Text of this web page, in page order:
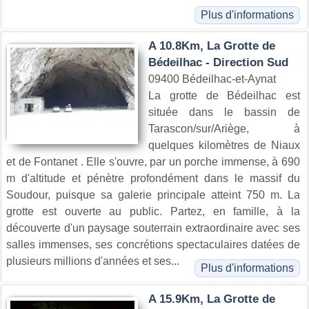
Plus d'informations
A 10.8Km, La Grotte de
Bédeilhac - Direction Sud
09400 Bédeilhac-et-Aynat
La grotte de Bédeilhac est
située dans le bassin de
Tarascon/sur/Ariège, à
quelques kilomètres de Niaux
et de Fontanet . Elle s'ouvre, par un porche immense, à 690
m d'altitude et pénètre profondément dans le massif du
Soudour, puisque sa galerie principale atteint 750 m. La
grotte est ouverte au public. Partez, en famille, à la
découverte d'un paysage souterrain extraordinaire avec ses
salles immenses, ses concrétions spectaculaires datées de
plusieurs millions d'années et ses...
Plus d'informations
A 15.9Km, La Grotte de